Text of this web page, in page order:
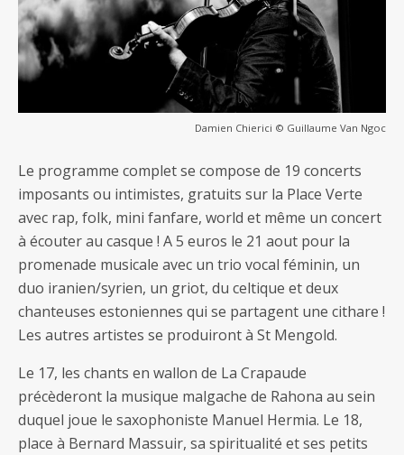
Damien Chierici © Guillaume Van Ngoc
Le programme complet se compose de 19 concerts
imposants ou intimistes, gratuits sur la Place Verte
avec rap, folk, mini fanfare, world et même un concert
à écouter au casque ! A 5 euros le 21 aout pour la
promenade musicale avec un trio vocal féminin, un
duo iranien/syrien, un griot, du celtique et deux
chanteuses estoniennes qui se partagent une cithare !
Les autres artistes se produiront à St Mengold.
Le 17, les chants en wallon de La Crapaude
précèderont la musique malgache de Rahona au sein
duquel joue le saxophoniste Manuel Hermia. Le 18,
place à Bernard Massuir, sa spiritualité et ses petits